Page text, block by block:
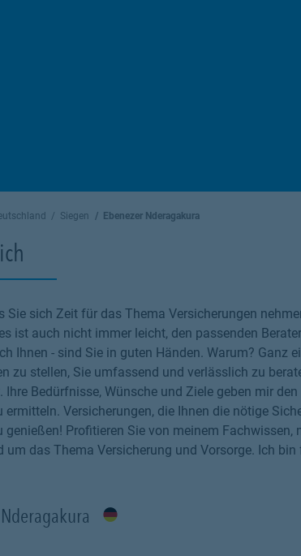
Siegen Ebenezer Nderagakura
Sie sich Zeit für das Thema Versicherungen
ist auch nicht immer leicht, den passenden
Ihnen - sind Sie in guten Händen. Warum? Ganz
zu stellen, Sie umfassend und verlässlich zu
Ihre Bedürfnisse, Wünsche und Ziele geben mir
ermitteln. Versicherungen, die Ihnen die nötige
genießen! Profitieren Sie von meinem Fachwissen,
um das Thema Versicherung und Vorsorge. Ich bin